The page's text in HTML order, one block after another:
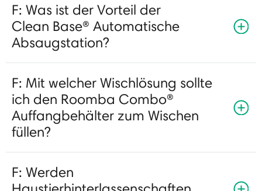
F: Was ist der Vorteil der
Clean Base® Automatische
Absaugstation?
F: Mit welcher Wischlösung sollte
ich den Roomba Combo®
Auffangbehälter zum Wischen
füllen?
F: Werden